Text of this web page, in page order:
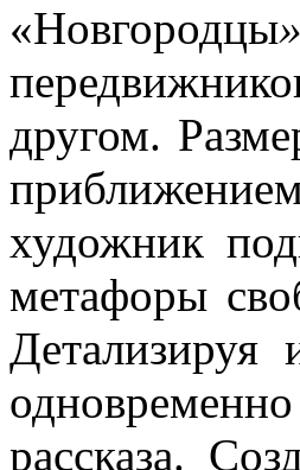
«Новгородцы»
другом.
художник
метафоры
Детализируя
рассказа.